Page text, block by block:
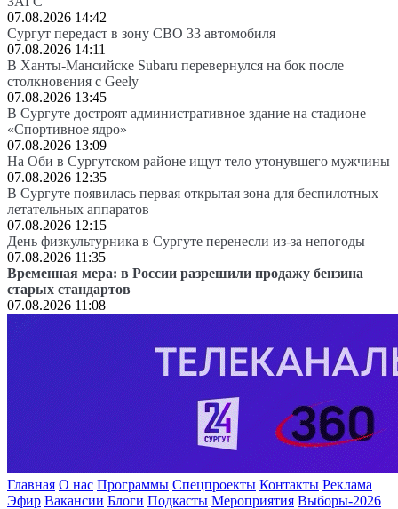
07.08.2026 14:42
Сургут передаст в зону СВО 33 автомобиля
07.08.2026 14:11
В Ханты-Мансийске Subaru перевернулся на бок после
столкновения с Geely
07.08.2026 13:45
В Сургуте достроят административное здание на стадионе
«Спортивное ядро»
07.08.2026 13:09
На Оби в Сургутском районе ищут тело утонувшего мужчины
07.08.2026 12:35
В Сургуте появилась первая открытая зона для беспилотных
летательных аппаратов
07.08.2026 12:15
День физкультурника в Сургуте перенесли из-за непогоды
07.08.2026 11:35
Временная мера: в России разрешили продажу бензина
старых стандартов
07.08.2026 11:08
Главная О нас Программы Спецпроекты Контакты Реклама
Эфир Вакансии Блоги Подкасты Мероприятия Выборы-2026